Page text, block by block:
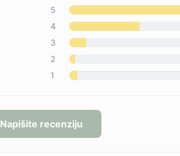
5
4
3
2
1
Napišite recenziju